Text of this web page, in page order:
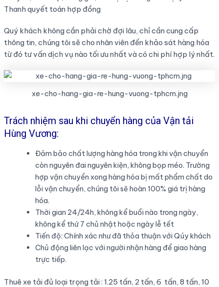
Thanh quyết toán hợp đồng
Quý khách không cần phải chờ đợi lâu, chỉ cần cung cấp
thông tin, chúng tôi sẽ cho nhân viên đến khảo sát hàng hóa
từ đó tư vấn dịch vụ nào tối ưu nhất và có chi phí hợp lý nhất.
xe-cho-hang-gia-re-hung-vuong-tphcm.jng
Trách nhiệm sau khi chuyển hàng của Vận tải
Hùng Vương:
Đảm bảo chất lượng hàng hóa trong khi vận chuyển
còn nguyên đai nguyên kiện, không bọp méo. Trường
hợp vận chuyển xong hàng hóa bị mất phẩm chất do
lỗi vận chuyển, chúng tôi sẽ hoàn 100% giá trị hàng
hóa.
Thời gian 24/24h, không kể buổi nào trong ngày,
không kể thứ 7 chủ nhật hoặc ngày lễ tết
Tiến độ: Chính xác như đã thỏa thuận với Qúy khách
Chủ động liên lạc với người nhận hàng để giao hàng
trực tiếp.
Thuê xe tải đủ loại trọng tải : 1.25 tấn, 2 tấn, 6 tấn, 8 tấn, 10